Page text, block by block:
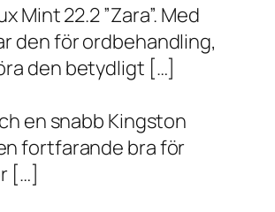
22.2 ”Zara”. Med
den för ordbehandling,
den betydligt […]
en snabb Kingston
fortfarande bra för
[…]